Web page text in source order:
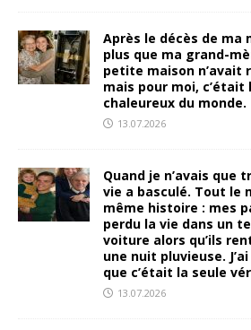
Après le décès de ma
plus que ma grand-
petite maison n’avait
mais pour moi, c’était
chaleureux du monde.
13.07.2026
Quand je n’avais que
vie a basculé. Tout le
même histoire : mes
perdu la vie dans un
voiture alors qu’ils
une nuit pluvieuse.
que c’était la seule
13.07.2026